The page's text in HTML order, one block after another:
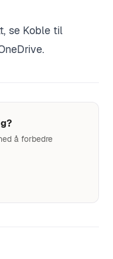
se Koble til
.
å forbedre